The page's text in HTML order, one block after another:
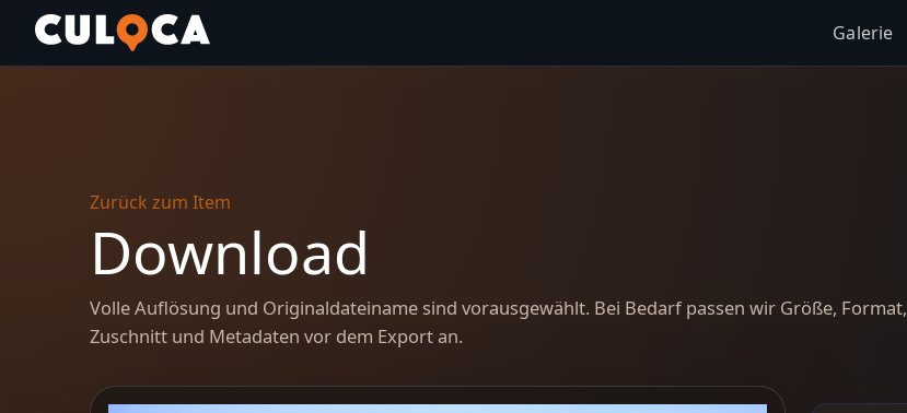
Galerie
Zurück zum Item
Download
Volle Auflösung und Originaldateiname sind vorausgewählt. Bei Bedarf passen wir Größe, Format,
Zuschnitt und Metadaten vor dem Export an.